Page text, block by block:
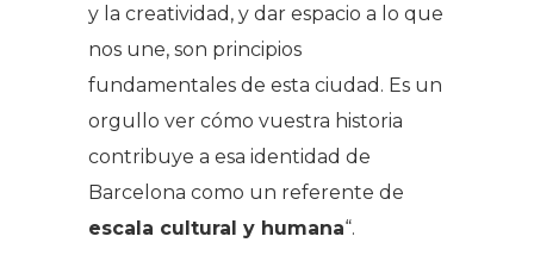
y la creatividad, y dar espacio a lo que
nos une, son principios
fundamentales de esta ciudad. Es un
orgullo ver cómo vuestra historia
contribuye a esa identidad de
Barcelona como un referente de
escala cultural y humana“.